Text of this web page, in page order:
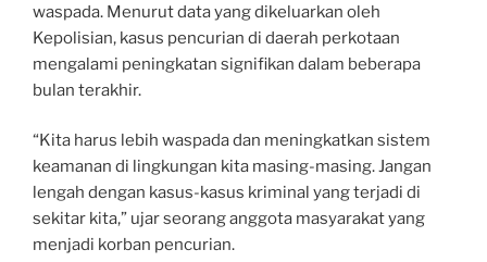
waspada. Menurut data yang dikeluarkan oleh
Kepolisian, kasus pencurian di daerah perkotaan
mengalami peningkatan signifikan dalam beberapa
bulan terakhir.
“Kita harus lebih waspada dan meningkatkan sistem
keamanan di lingkungan kita masing-masing. Jangan
lengah dengan kasus-kasus kriminal yang terjadi di
sekitar kita,” ujar seorang anggota masyarakat yang
menjadi korban pencurian.